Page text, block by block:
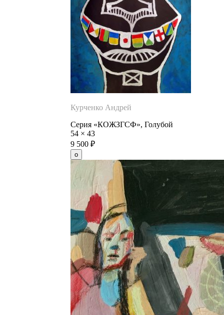
Курченко Андрей
Серия «КОЖЗГСФ», Голубой
54 × 43
9 500 ₽